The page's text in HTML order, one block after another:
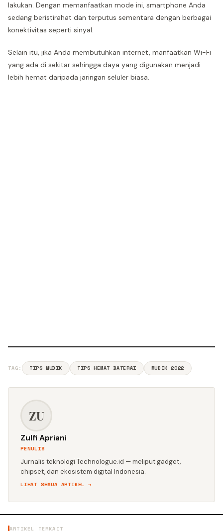
lakukan. Dengan memanfaatkan mode ini, smartphone Anda
sedang beristirahat dan terputus sementara dengan berbagai
konektivitas seperti sinyal.
Selain itu, jika Anda membutuhkan internet, manfaatkan Wi-Fi
yang ada di sekitar sehingga daya yang digunakan menjadi
lebih hemat daripada jaringan seluler biasa.
TAG: TIPS MUDIK TIPS HEMAT BATERAI MUDIK 2022
ZU
Zulfi Apriani
PENULIS
Jurnalis teknologi Technologue.id — meliput gadget,
chipset, dan ekosistem digital Indonesia.
LIHAT SEMUA ARTIKEL →
ARTIKEL TERKAIT